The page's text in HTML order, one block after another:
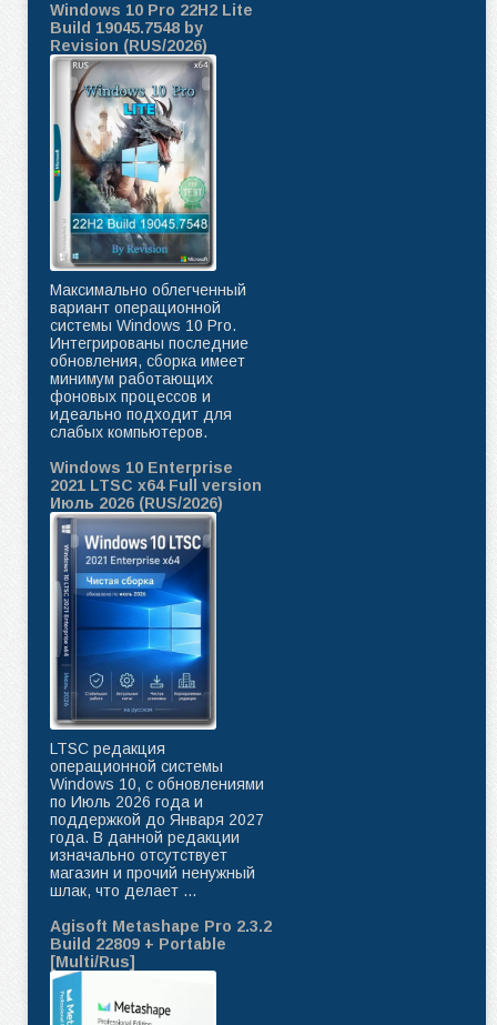
Windows 10 Pro 22H2 Lite
Build 19045.7548 by
Revision (RUS/2026)
Максимально облегченный
вариант операционной
системы Windows 10 Pro.
Интегрированы последние
обновления, сборка имеет
минимум работающих
фоновых процессов и
идеально подходит для
слабых компьютеров.
Windows 10 Enterprise
2021 LTSC x64 Full version
Июль 2026 (RUS/2026)
LTSC редакция
операционной системы
Windows 10, с обновлениями
по Июль 2026 года и
поддержкой до Января 2027
года. В данной редакции
изначально отсутствует
магазин и прочий ненужный
шлак, что делает ...
Agisoft Metashape Pro 2.3.2
Build 22809 + Portable
[Multi/Rus]